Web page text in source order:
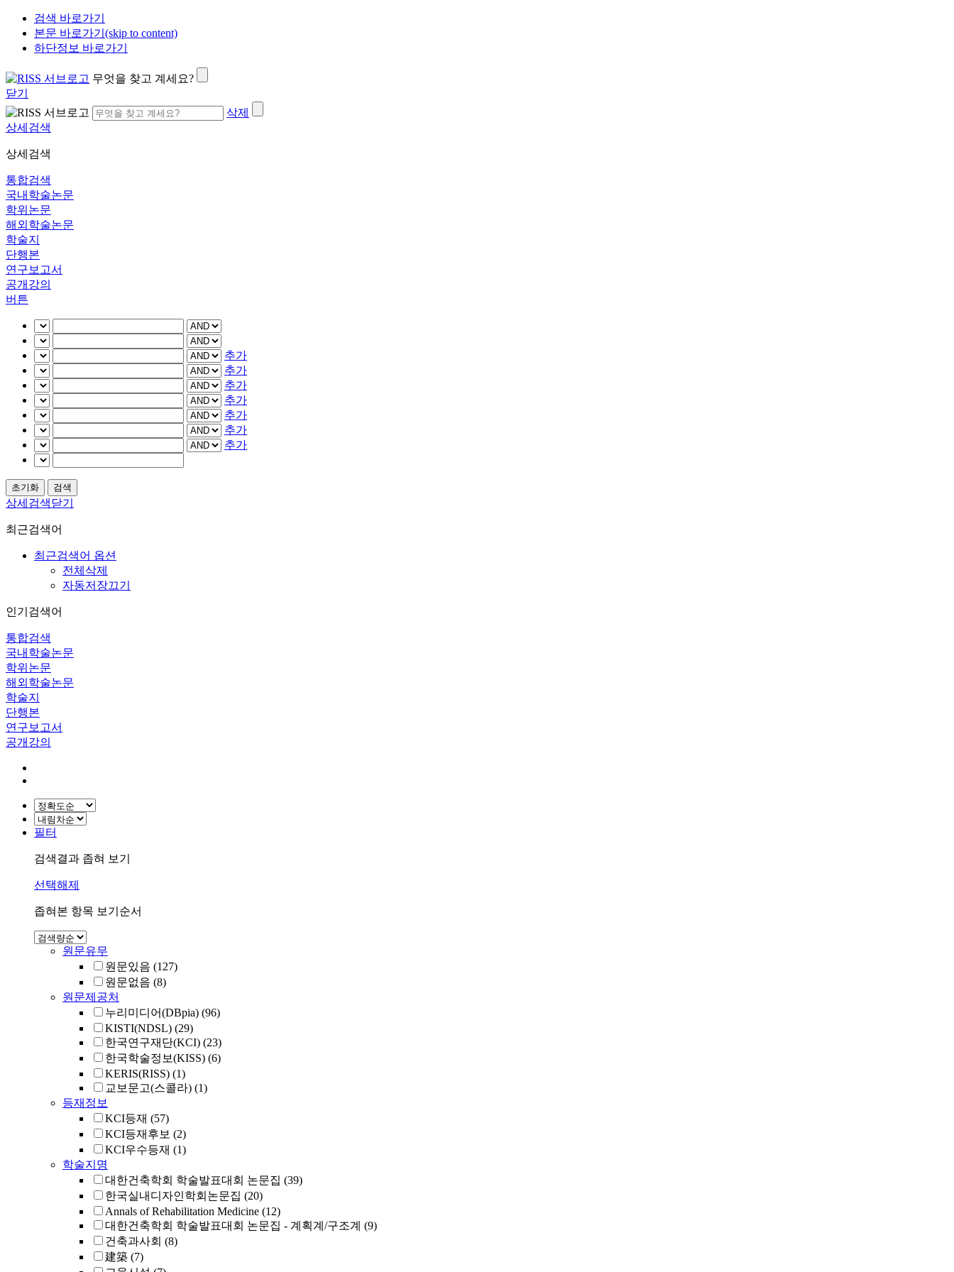
검색 바로가기
본문 바로가기(skip to content)
하단정보 바로가기
무엇을 찾고 계세요?
닫기
삭제
상세검색
상세검색
통합검색
국내학술논문
학위논문
해외학술논문
학술지
단행본
연구보고서
공개강의
버튼
추가
추가
추가
추가
추가
추가
추가
상세검색닫기
최근검색어
최근검색어 옵션
전체삭제
자동저장끄기
인기검색어
통합검색
국내학술논문
학위논문
해외학술논문
학술지
단행본
연구보고서
공개강의
필터
검색결과 좁혀 보기
선택해제
좁혀본 항목 보기순서
원문유무
원문있음 (127)
원문없음 (8)
원문제공처
누리미디어(DBpia) (96)
KISTI(NDSL) (29)
한국연구재단(KCI) (23)
한국학술정보(KISS) (6)
KERIS(RISS) (1)
교보문고(스콜라) (1)
등재정보
KCI등재 (57)
KCI등재후보 (2)
KCI우수등재 (1)
학술지명
대한건축학회 학술발표대회 논문집 (39)
한국실내디자인학회논문집 (20)
Annals of Rehabilitation Medicine (12)
대한건축학회 학술발표대회 논문집 - 계획계/구조계 (9)
건축과사회 (8)
建築 (7)